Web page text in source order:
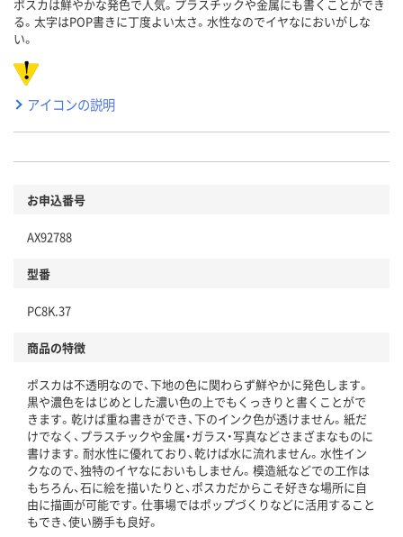
ポスカは鮮やかな発色で人気。プラスチックや金属にも書くことができ
る。太字はPOP書きに丁度よい太さ。水性なのでイヤなにおいがしな
い。
アイコンの説明
お申込番号
AX92788
型番
PC8K.37
商品の特徴
ポスカは不透明なので、下地の色に関わらず鮮やかに発色します。
黒や濃色をはじめとした濃い色の上でもくっきりと書くことがで
きます。乾けば重ね書きができ、下のインク色が透けません。紙だ
けでなく、プラスチックや金属・ガラス・写真などさまざまなものに
書けます。耐水性に優れており、乾けば水に流れません。水性イン
クなので、独特のイヤなにおいもしません。模造紙などでの工作は
もちろん、石に絵を描いたりと、ポスカだからこそ好きな場所に自
由に描画が可能です。仕事場ではポップづくりなどに活用すること
もでき、使い勝手も良好。